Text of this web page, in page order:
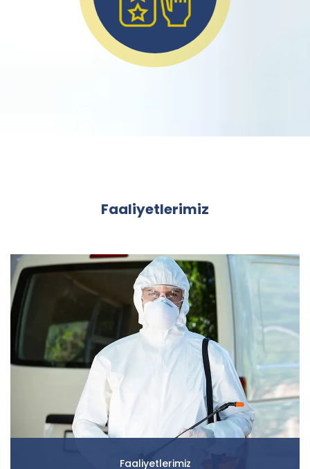
Faaliyetlerimiz
Faaliyetlerimiz